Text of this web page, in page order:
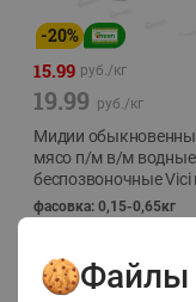
-20%
15.99 руб./кг
19.99 руб./кг
Мидии
мясо п/м в/м водные
беспозвоночные Vici
фасовка: 0,15-0,65кг
Файлы